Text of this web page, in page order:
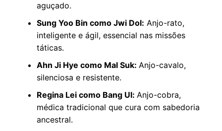
aguçado.
Sung Yoo Bin como Jwi Dol: Anjo-rato,
inteligente e ágil, essencial nas missões
táticas.
Ahn Ji Hye como Mal Suk: Anjo-cavalo,
silenciosa e resistente.
Regina Lei como Bang Ul: Anjo-cobra,
médica tradicional que cura com sabedoria
ancestral.